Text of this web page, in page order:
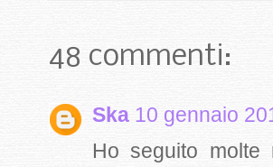
48 commenti:
Ska 10 gennaio
Ho seguito